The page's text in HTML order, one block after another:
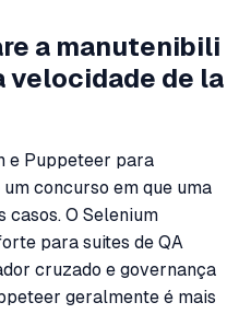
a manutenibili
velocidade de la
e Puppeteer para
concurso em que uma
casos. O Selenium
para suites de QA
cruzado e governança
geralmente é mais